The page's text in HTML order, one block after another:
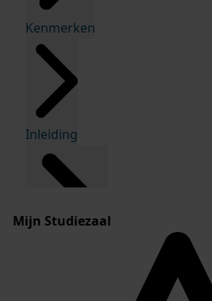
Kenmerken
Inleiding
Mijn Studiezaal